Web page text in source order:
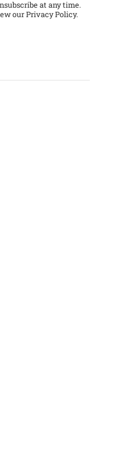
at any time.
ourPrivacy Policy.